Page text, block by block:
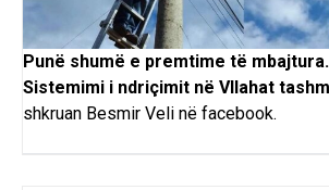
Punë shumë e premtime të mbajtura.
Sistemimi i ndriçimit në Vllahat
shkruan Besmir Veli në facebook.